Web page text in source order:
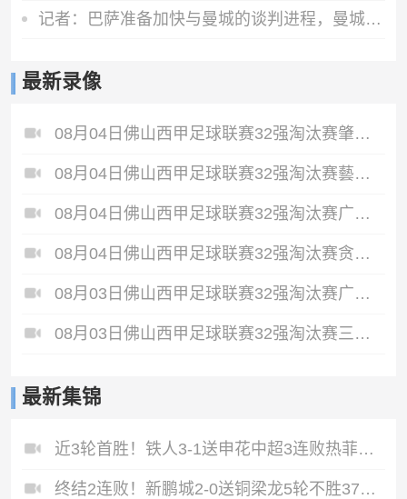
记者：巴萨准备加快与曼城的谈判进程，曼城仍希望留住罗德里
最新录像
08月04日佛山西甲足球联赛32强淘汰赛肇庆恒骏成VS三七互娱全场录像
08月04日佛山西甲足球联赛32强淘汰赛藝品高國際VS湛江狂狼·粵辉能源全场录像
08月04日佛山西甲足球联赛32强淘汰赛广东西南建设VS香港圣徒全场录像
08月04日佛山西甲足球联赛32强淘汰赛贪玩游戏VS美的薪火全场录像
08月03日佛山西甲足球联赛32强淘汰赛广东凤铝VS湛江八部科技全场录像
08月03日佛山西甲足球联赛32强淘汰赛三水乐民兴健力宝VS中国澳门澳科精英全场录像
最新集锦
近3轮首胜！铁人3-1送申花中超3连败热菲尼奥双响邦本宜裕传射
终结2连败！新鹏城2-0送铜梁龙5轮不胜37岁姜至鹏破门韦斯利建功